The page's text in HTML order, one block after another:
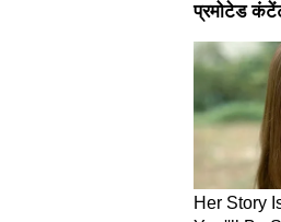
मुताबिक,
वाणिज्य
(Safety
छिपी
द वॉल